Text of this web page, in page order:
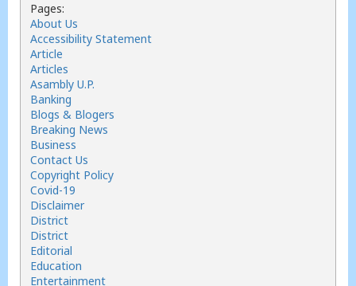
Pages:
About Us
Accessibility Statement
Article
Articles
Asambly U.P.
Banking
Blogs & Blogers
Breaking News
Business
Contact Us
Copyright Policy
Covid-19
Disclaimer
District
District
Editorial
Education
Entertainment